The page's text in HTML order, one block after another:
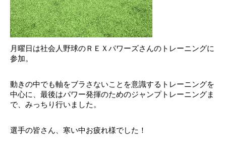
月曜日は社会人野球のＲＥＸパワーズさんのトレーニングに
参加。
動きの中でも軸をブラさないことを意識するトレーニングを
中心に、最後はパワー発揮のためのジャンプトレーニングま
で、みっちり行いました。
選手の皆さん、寒い中お疲れ様でした！